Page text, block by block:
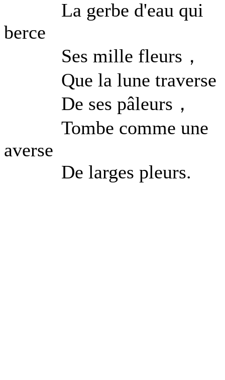
La gerbe d'eau qui
berce
Ses mille fleurs，
Que la lune traverse
De ses pâleurs，
Tombe comme une
averse
De larges pleurs.